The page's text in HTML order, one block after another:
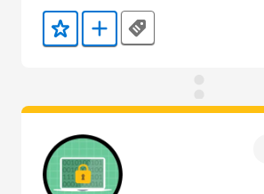
Ajouter aux favoris
Ajouter au Trailmix
Tags